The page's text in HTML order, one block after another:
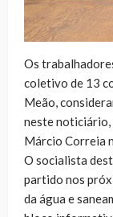
Os
coletivo de 13
Meão,
neste noticiário,
Márcio Correia
O socialista
partido nos
da água e